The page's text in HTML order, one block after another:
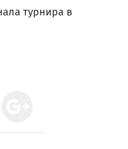
турнира в